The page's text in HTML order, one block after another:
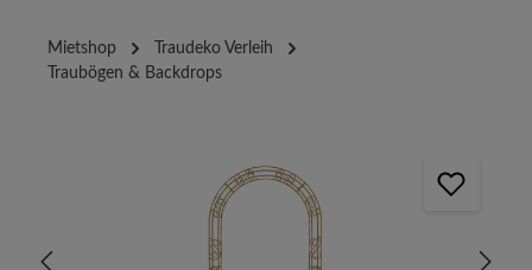
Mietshop
Traudeko Verleih
Traubögen & Backdrops